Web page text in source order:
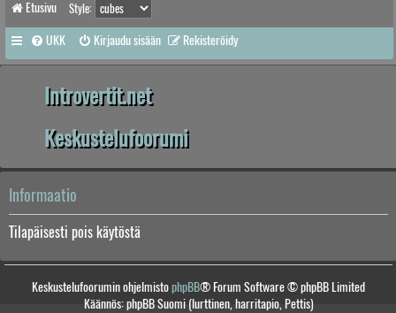
Etusivu Style:
UKK Kirjaudu sisään Rekisteröidy
Introvertit.net
Keskustelufoorumi
Informaatio
Tilapäisesti pois käytöstä
Keskustelufoorumin ohjelmistophpBB® Forum Software © phpBB Limited
Käännös: phpBB Suomi (lurttinen, harritapio, Pettis)